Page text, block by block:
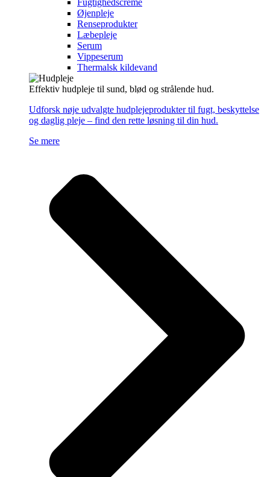
Øjenpleje
Renseprodukter
Læbepleje
Serum
Vippeserum
Thermalsk kildevand
Effektiv hudpleje til sund, blød og strålende hud.
Udforsk nøje udvalgte hudplejeprodukter til fugt, beskyttelse
og daglig pleje – find den rette løsning til din hud.
Se mere